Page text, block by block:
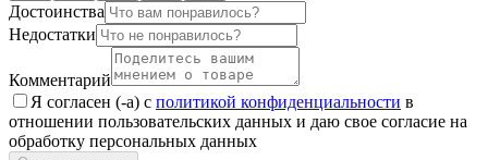
Достоинства
Недостатки
Комментарий
Я согласен (-а) с политикой конфиденциальности в
отношении пользовательских данных и даю свое согласие на
обработку персональных данных